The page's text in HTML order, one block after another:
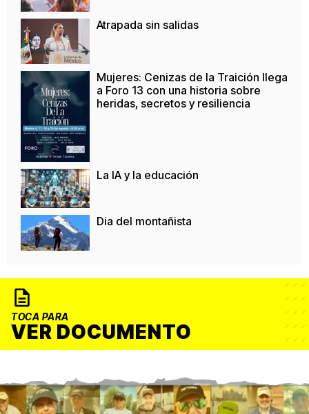
Atrapada sin salidas
Mujeres: Cenizas de la Traición llega
a Foro 13 con una historia sobre
heridas, secretos y resiliencia
La IA y la educación
Dia del montañista
TOCA PARA
VER DOCUMENTO